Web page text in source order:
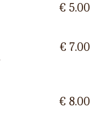
€ 5.00
€ 7.00
€ 8.00